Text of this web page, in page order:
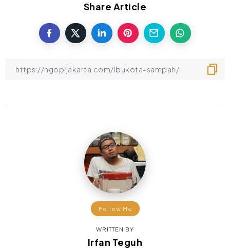
Share Article
Follow Me
WRITTEN BY
Irfan Teguh